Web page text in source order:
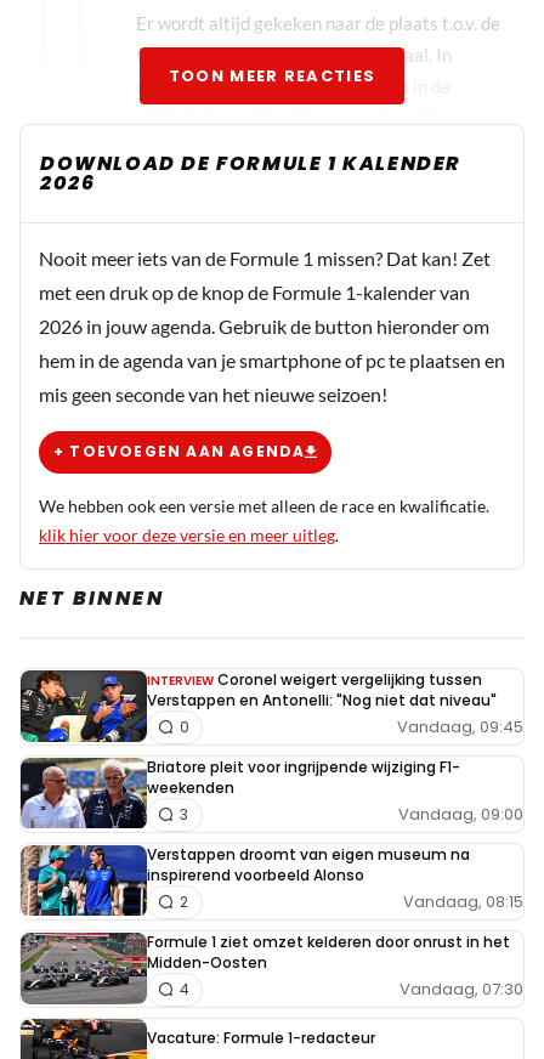
Er wordt altijd gekeken naar de plaats t.o.v. de
teamgenoot met hetzelfde materiaal. In
trainingen, kwalificatie en race. En in de
MK_IV
22 september 2025 14:11
@Zwartman > Prima reactie. Wat jij schrijft klopt
helemaal.
Dit bericht is aangepast door de redactie.
HaroldLT
@MK_IV - Of iets klopt, of dat jij het ergens mee
eens bent, zijn niet dezelfde dingen. Als Lewis
het onzin vond om mee te doen aan die
poppenkast, dan had hij er vanaf het begin al niet
aan mee moeten doen. Niet jouw spreuk... ik weet
het, maar je geeft aan dat dat helemaal klopt. Dit
was achteraf dan gewoon een onnodige
teamorder uit het oogpunt van Leclerc, want
Hamilton deed er niets mee en Leclerc werd er
"aan die onzin mee te doen". Of het om plaats
acht en negen gaat, doet ook niet ter zake. There
is a principal involved here.
Dit bericht is aangepast op:
TOON MEER REACTIES
DOWNLOAD DE FORMULE 1 KALENDER
2026
Nooit meer iets van de Formule 1 missen? Dat kan! Zet
met een druk op de knop de Formule 1-kalender van
2026 in jouw agenda. Gebruik de button hieronder om
hem in de agenda van je smartphone of pc te plaatsen en
mis geen seconde van het nieuwe seizoen!
+ TOEVOEGEN AAN AGENDA
We hebben ook een versie met alleen de race en kwalificatie.
klik hier voor deze versie en meer uitleg.
NET BINNEN
INTERVIEW Coronel weigert vergelijking tussen
Verstappen en Antonelli: "Nog niet dat niveau"
Vandaag, 09:45
0
Briatore pleit voor ingrijpende wijziging F1-
weekenden
Vandaag, 09:00
3
Verstappen droomt van eigen museum na
inspirerend voorbeeld Alonso
Vandaag, 08:15
2
Formule 1 ziet omzet kelderen door onrust in het
Midden-Oosten
Vandaag, 07:30
4
Vacature: Formule 1-redacteur